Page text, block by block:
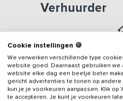
Verhuurder
Cookie instellingen 🍪
We verwerken verschillende type
website goed. Daarnaast gebruiken we
website elke dag een beetje beter
gericht advertenties te tonen op
kun je je voorkeuren aanpassen. Klik
te accepteren. Je kunt je voorkeuren